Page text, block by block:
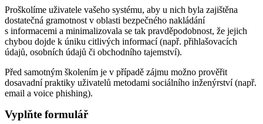
Proškolíme uživatele vašeho systému, aby u nich byla zajištěna
dostatečná gramotnost v oblasti bezpečného nakládání
s informacemi a minimalizovala se tak pravděpodobnost, že jejich
chybou dojde k úniku citlivých informací (např. přihlašovacích
údajů, osobních údajů či obchodního tajemství).
Před samotným školením je v případě zájmu možno prověřit
dosavadní praktiky uživatelů metodami sociálního inženýrství (např.
email a voice phishing).
Vyplňte formulář